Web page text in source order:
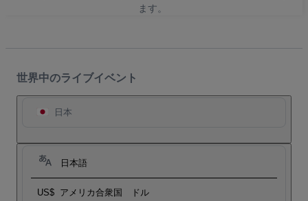
ます。
世界中のライブイベント
日本
日本語
US$ アメリカ合衆国 ドル